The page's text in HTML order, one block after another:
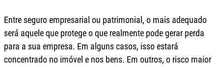
Entre seguro empresarial ou patrimonial, o mais adequado
será aquele que protege o que realmente pode gerar perda
para a sua empresa. Em alguns casos, isso estará
concentrado no imóvel e nos bens. Em outros, o risco maior